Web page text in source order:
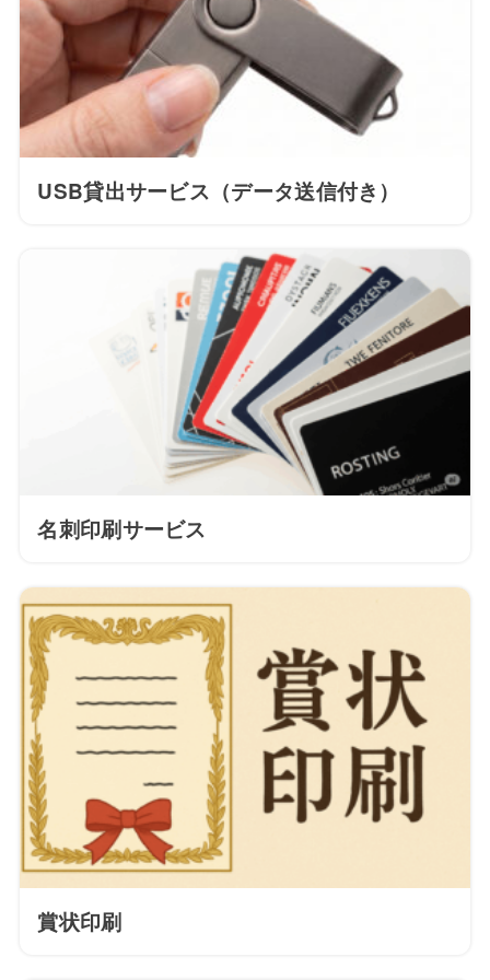
USB貸出サービス（データ送信付き）
名刺印刷サービス
賞状印刷